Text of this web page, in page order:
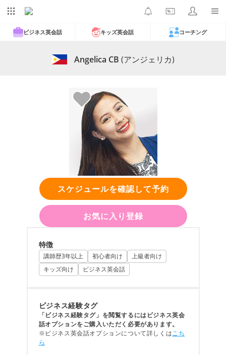
ビジネス英会話 キッズ英会話 コーチング
Angelica CB (アンジェリカ)
スケジュールを確認して予約
お気に入り登録
特徴
講師歴3年以上 初心者向け
上級者向け
キッズ向け
ビジネス英会話
ビジネス経験タグ
「ビジネス経験タグ」を閲覧するにはビジネス英会
話オプションをご購入いただく必要があります。
※ビジネス英会話オプションについて詳しくはこち
ら